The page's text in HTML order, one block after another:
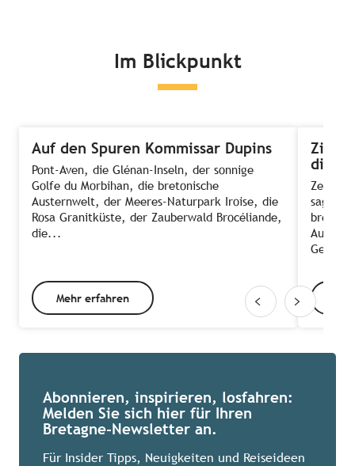
Im Blickpunkt
Auf den Spuren Kommissar Dupins
Pont-Aven, die Glénan-Inseln, der sonnige
Golfe du Morbihan, die bretonische
Austernwelt, der Meeres-Naturpark Iroise, die
Rosa Granitküste, der Zauberwald Brocéliande,
die...
Mehr erfahren
die
Zeit,
sagt
Gehen
Abonnieren, inspirieren, losfahren:
Melden Sie sich hier für Ihren
Bretagne-Newsletter an.
Für Insider Tipps, Neuigkeiten und Reiseideen